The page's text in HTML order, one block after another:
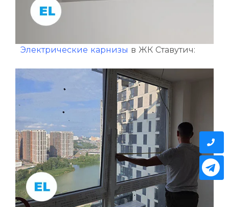
Электрические карнизы в ЖК Ставутич: